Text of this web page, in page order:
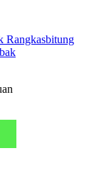
Rangkasbitung